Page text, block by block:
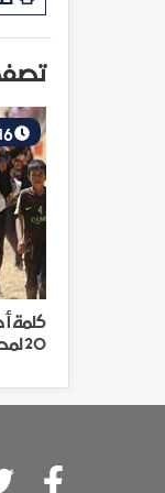
كلمة
20 لمصطفى جمال الدين